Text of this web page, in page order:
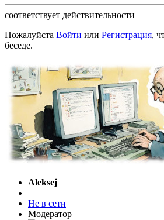
соответствует действительности
Пожалуйста Войти или Регистрация,
беседе.
Aleksej
Не в сети
Модератор